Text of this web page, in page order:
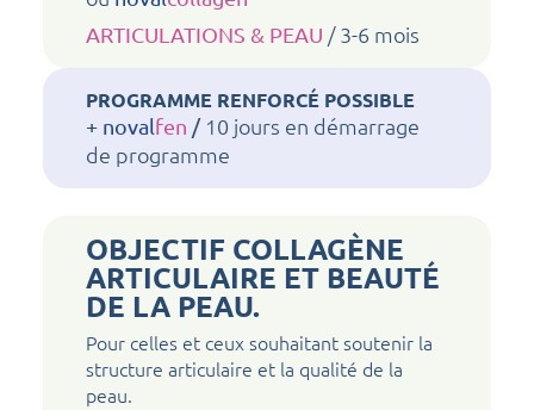
ARTICULATIONS & PEAU / 3-6 mois
PROGRAMME RENFORCÉ POSSIBLE
+ novalfen / 10 jours en démarrage
de programme
OBJECTIF COLLAGÈNE
ARTICULAIRE ET BEAUTÉ
DE LA PEAU.
Pour celles et ceux souhaitant soutenir la
structure articulaire et la qualité de la
peau.